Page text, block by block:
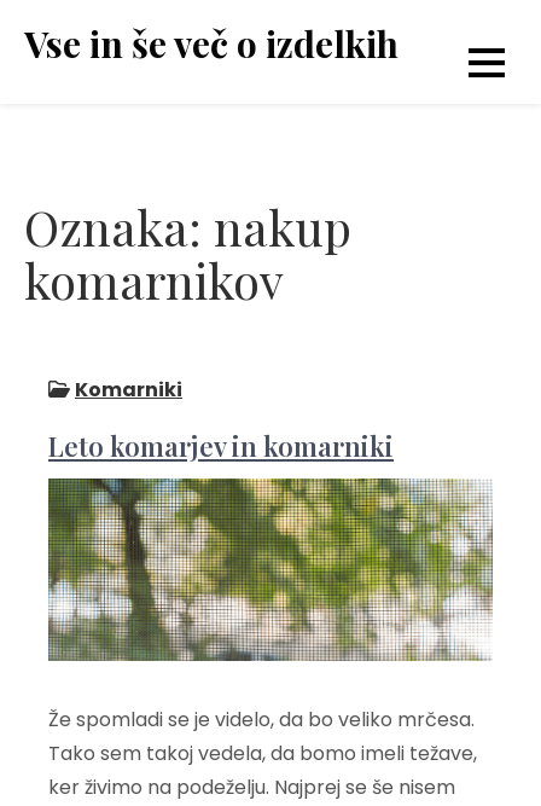
Vse in še več o izdelkih
Oznaka: nakup
komarnikov
Komarniki
Leto komarjev in komarniki
Že spomladi se je videlo, da bo veliko mrčesa.
Tako sem takoj vedela, da bomo imeli težave,
ker živimo na podeželju. Najprej se še nisem